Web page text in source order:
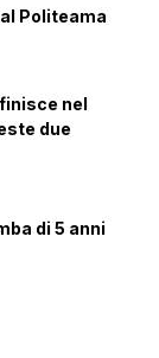
Politeama
nel
due
di 5 anni